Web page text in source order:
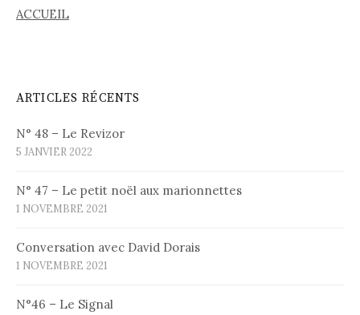
ACCUEIL
ARTICLES RÉCENTS
N° 48 – Le Revizor
5 JANVIER 2022
N° 47 – Le petit noël aux marionnettes
1 NOVEMBRE 2021
Conversation avec David Dorais
1 NOVEMBRE 2021
N°46 – Le Signal